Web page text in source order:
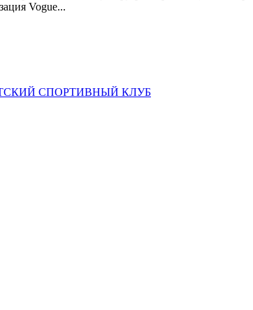
Vogue...
СПОРТИВНЫЙ КЛУБ